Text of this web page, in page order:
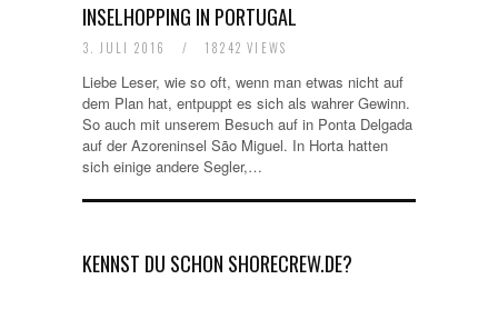
INSELHOPPING IN PORTUGAL
3. JULI 2016 / 18242 VIEWS
Liebe Leser, wie so oft, wenn man etwas nicht auf
dem Plan hat, entpuppt es sich als wahrer Gewinn.
So auch mit unserem Besuch auf in Ponta Delgada
auf der Azoreninsel São Miguel. In Horta hatten
sich einige andere Segler,…
KENNST DU SCHON SHORECREW.DE?